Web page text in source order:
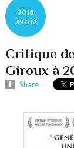
2016
29/02
Critique
Giroux à
Share